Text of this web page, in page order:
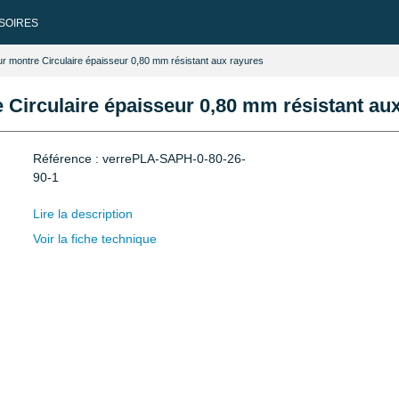
montre Circulaire épaisseur 0,80 mm résistant aux rayures
épaisseur 0,80 mm résistant
Référence : verrePLA-SAPH-0-80-26-
90-1
Lire la description
Voir la fiche technique